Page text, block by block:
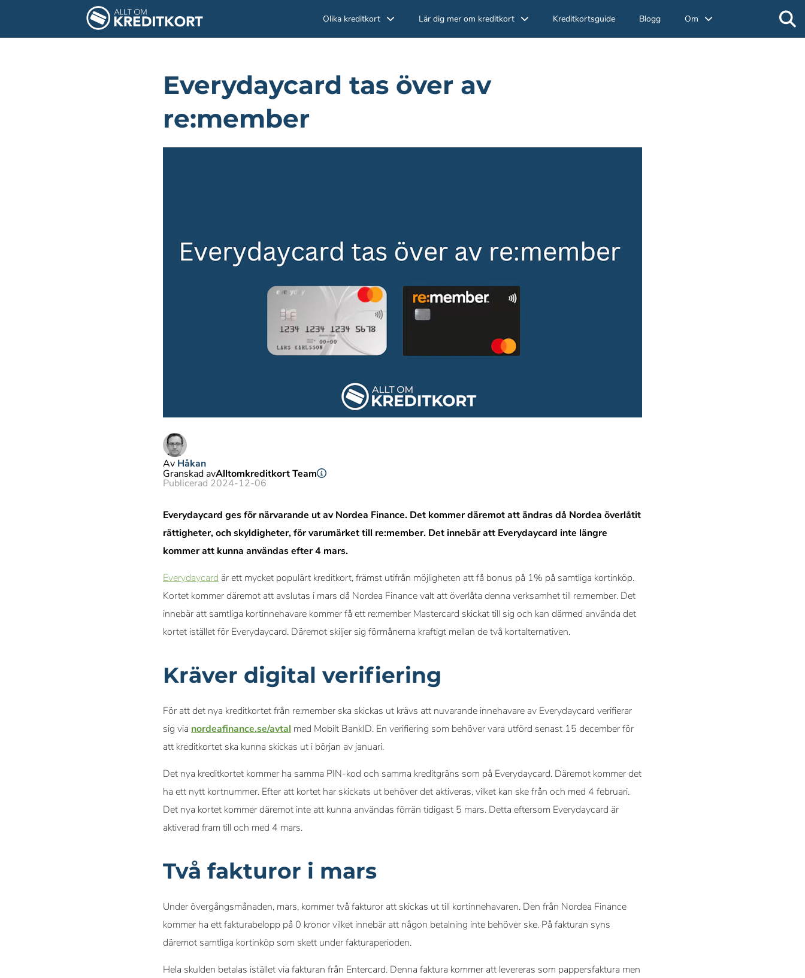
Olika kreditkort Lär dig mer om kreditkort Kreditkortsguide Blogg Om
Everydaycard tas över av
re:member
Av Håkan
Granskad avAlltomkreditkort Team
Publicerad 2024-12-06
Everydaycard ges för närvarande ut av Nordea Finance. Det kommer däremot att ändras då Nordea överlåtit
rättigheter, och skyldigheter, för varumärket till re:member. Det innebär att Everydaycard inte längre
kommer att kunna användas efter 4 mars.
Everydaycard är ett mycket populärt kreditkort, främst utifrån möjligheten att få bonus på 1% på samtliga kortinköp.
Kortet kommer däremot att avslutas i mars då Nordea Finance valt att överlåta denna verksamhet till re:member. Det
innebär att samtliga kortinnehavare kommer få ett re:member Mastercard skickat till sig och kan därmed använda det
kortet istället för Everydaycard. Däremot skiljer sig förmånerna kraftigt mellan de två kortalternativen.
Kräver digital verifiering
För att det nya kreditkortet från re:member ska skickas ut krävs att nuvarande innehavare av Everydaycard verifierar
sig via nordeafinance.se/avtal med Mobilt BankID. En verifiering som behöver vara utförd senast 15 december för
att kreditkortet ska kunna skickas ut i början av januari.
Det nya kreditkortet kommer ha samma PIN-kod och samma kreditgräns som på Everydaycard. Däremot kommer det
ha ett nytt kortnummer. Efter att kortet har skickats ut behöver det aktiveras, vilket kan ske från och med 4 februari.
Det nya kortet kommer däremot inte att kunna användas förrän tidigast 5 mars. Detta eftersom Everydaycard är
aktiverad fram till och med 4 mars.
Två fakturor i mars
Under övergångsmånaden, mars, kommer två fakturor att skickas ut till kortinnehavaren. Den från Nordea Finance
kommer ha ett fakturabelopp på 0 kronor vilket innebär att någon betalning inte behöver ske. På fakturan syns
däremot samtliga kortinköp som skett under fakturaperioden.
Hela skulden betalas istället via fakturan från Entercard. Denna faktura kommer att levereras som pappersfaktura men